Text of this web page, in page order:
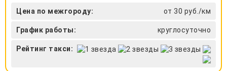
Цена по межгороду: от 30 руб./км
График работы: круглосуточно
Рейтинг такси: